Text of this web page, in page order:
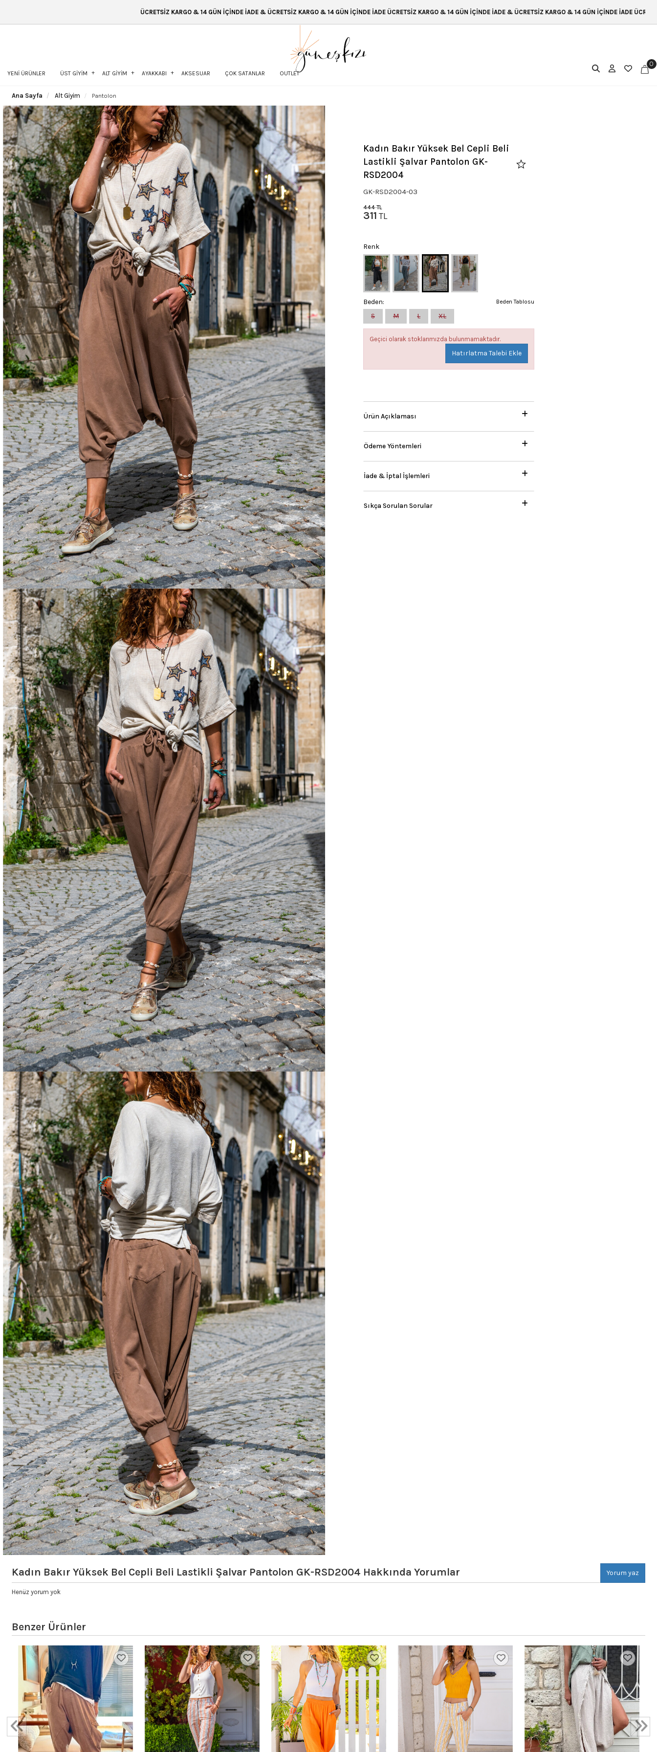
ÜCRETSİZ KARGO & 14 GÜN İÇİNDE İADE & ÜCRETSİZ KARGO & 14 GÜN İÇİNDE İADE ÜCRETSİZ KARGO & 14 GÜN İÇİNDE İADE & ÜCRETSİZ KARGO & 14 GÜN İÇİNDE İADE ÜCRETSİZ KARGO & 14 GÜN
YENİ ÜRÜNLER ÜST GİYİM ALT GİYİM AYAKKABI AKSESUAR ÇOK SATANLAR OUTLET
0
Ana Sayfa Alt Giyim Pantolon
Kadın Bakır Yüksek Bel Cepli Beli
Lastikli Şalvar Pantolon GK-
RSD2004
GK-RSD2004-03
444TL
311 TL
Renk
Beden Tablosu
Beden:
S
M L XL
Geçici olarak stoklarımızda bulunmamaktadır.
Hatırlatma Talebi Ekle
Ürün Açıklaması
Ödeme Yöntemleri
İade & İptal İşlemleri
Sıkça Sorulan Sorular
Kadın Bakır Yüksek Bel Cepli Beli Lastikli Şalvar Pantolon GK-RSD2004 Hakkında Yorumlar Yorum yaz
Henüz yorum yok
Benzer Ürünler